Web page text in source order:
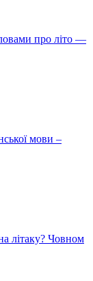
про літо —
мови –
літаку? Човном